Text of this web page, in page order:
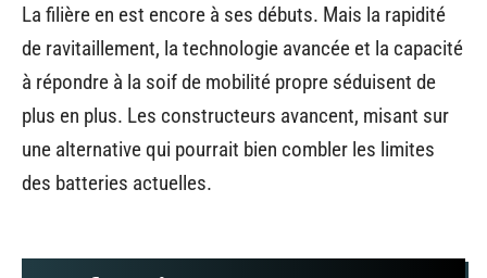
La filière en est encore à ses débuts. Mais la rapidité
de ravitaillement, la technologie avancée et la capacité
à répondre à la soif de mobilité propre séduisent de
plus en plus. Les constructeurs avancent, misant sur
une alternative qui pourrait bien combler les limites
des batteries actuelles.